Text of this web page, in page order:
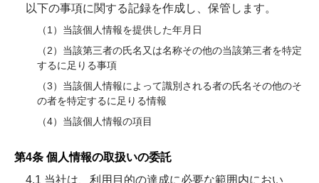
以下の事項に関する記録を作成し、保管します。
（1）当該個人情報を提供した年月日
（2）当該第三者の氏名又は名称その他の当該第三者を特定
するに足りる事項
（3）当該個人情報によって識別される者の氏名その他のそ
の者を特定するに足りる情報
（4）当該個人情報の項目
第4条 個人情報の取扱いの委託
4.1 当社は、利用目的の達成に必要な範囲内におい